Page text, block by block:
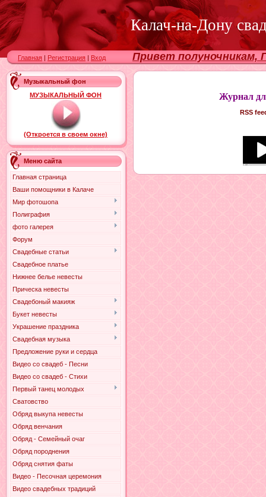
Калач-на-Дону
Главная | Регистрация | Вход Привет полуночникам,
Музыкальный фон
МУЗЫКАЛЬНЫЙ ФОН
(Откроется в своем окне)
Меню сайта
Главная страница
Ваши помощники в Калаче
Мир фотошопа
Полиграфия
фото галерея
Форум
Свадебные статьи
Свадебное платье
Нижнее белье невесты
Прическа невесты
Свадебоный макияж
Букет невесты
Украшение праздника
Свадебная музыка
Предложение руки и сердца
Видео со свадеб - Песни
Видео со свадеб - Стихи
Первый танец молодых
Сватовство
Обряд выкупа невесты
Обряд венчания
Обряд - Семейный очаг
Обряд породнения
Обряд снятия фаты
Видео - Песочная церемония
Видео свадебных традиций
Журнал
RSS